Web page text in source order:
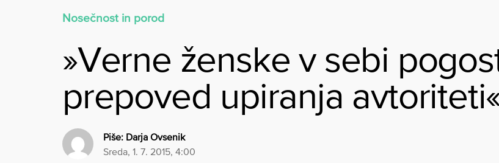
Nosečnost in porod
»Verne ženske v sebi
prepoved upiranja
Piše: Darja Ovsenik
sreda, 1. 7. 2015, 4:00